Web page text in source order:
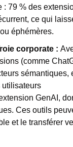
: 79 % des
ce qui
éphémères.
corporate :
(comme
sémantiques,
utilisateurs
GenAI,
Ces outils
et le transférer